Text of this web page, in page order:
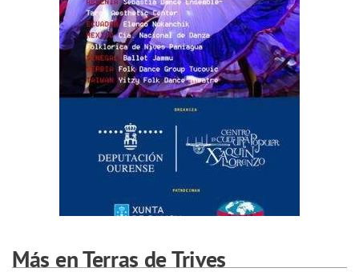
Más en Terras de Trives